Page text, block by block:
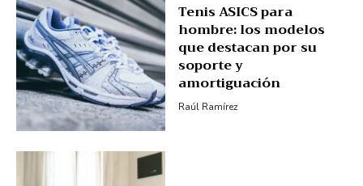
Tenis ASICS para
hombre: los modelos
que destacan por su
soporte y
amortiguación
Raúl Ramírez